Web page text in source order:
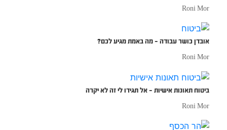
Roni Mor
אובדן כושר עבודה – מה באמת מגיע לכם?
Roni Mor
ביטוח תאונות אישיות – אל תגידו לי זה לא יקרה
Roni Mor